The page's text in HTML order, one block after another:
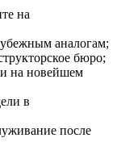
на
аналогам;
бюро;
на новейшем
в
после